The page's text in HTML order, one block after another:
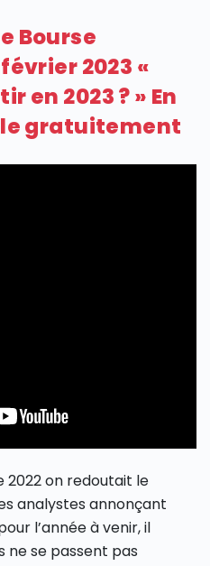
Bourse
2023 «
en 2023 ? » En
gratuitement
2022 on redoutait le
analystes annonçant
l’année à venir, il
ne se passent pas